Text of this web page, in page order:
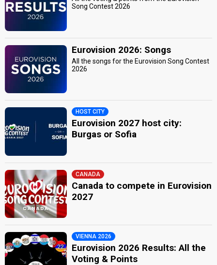
Song Contest 2026
Eurovision 2026: Songs
All the songs for the Eurovision Song Contest
2026
HOST CITY
Eurovision 2027 host city:
Burgas or Sofia
CANADA
Canada to compete in Eurovision
2027
VIENNA 2026
Eurovision 2026 Results: All the
Voting & Points